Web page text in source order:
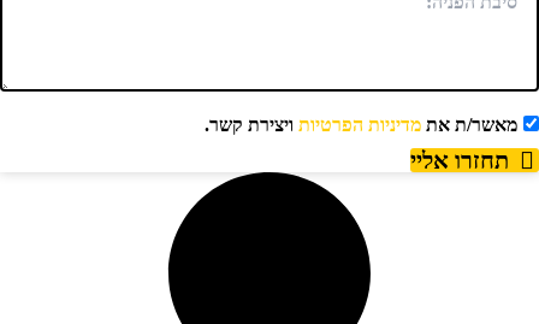
מאשר/ת אתמדיניות הפרטיותויצירת קשר.
תחזרו אליי